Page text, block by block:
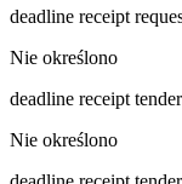
deadline receipt
Nie określono
deadline receipt
Nie określono